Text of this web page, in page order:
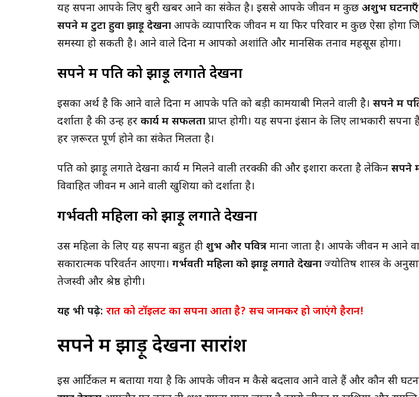
यह सपना आपके लिए बुरी खबर आने का संकेत है। इससे आपके जीवन में कुछ अशुभ घटनाएँ
सपने में टुटा हुवा झाड़ू देखना आपके व्यापारिक जीवन में या फिर परिवार में कुछ ऐसा
समस्या हो सकती है। आने वाले दिनों में आपको अशांति और मानसिक तनाव महसूस होगा।
सपने में पति को झाड़ू लगाते देखना
इसका अर्थ है कि आने वाले दिनों में आपके पति को बड़ी कामयाबी मिलने वाली है। सपने में
दर्शाता है की उन्हें हर कार्य में सफलता प्राप्त होगी। यह सपना इंसान के लिए लाभकारी
हर ज़रूरत पूर्ण होने का संकेत मिलता है।
पति को झाड़ू लगाते देखना कार्य में मिलने वाली तरक्की की और इशारा करता है लेकिन सपने
विवाहित जीवन में आने वाली खुशियों को दर्शाता है।
गर्भवती महिला को झाड़ू लगाते देखना
उस महिला के लिए यह सपना बहुत ही शुभ और पवित्र माना जाता है। आपके जीवन में आने
सकारात्मक परिवर्तन आएगा। गर्भवती महिला को झाड़ू लगाते देखना ज्योतिष शास्त्र के
तेजस्वी और श्रेष्ठ होगी।
यह भी पढ़े: रात को टॉइलट का सपना आता है? सच जानकर हो जाएंगे हैरान!
सपने में झाड़ू देखना सारांश
इस आर्टिकल में बताया गया है कि आपके जीवन में कैसे बदलाव आने वाले हैं और कौन सी